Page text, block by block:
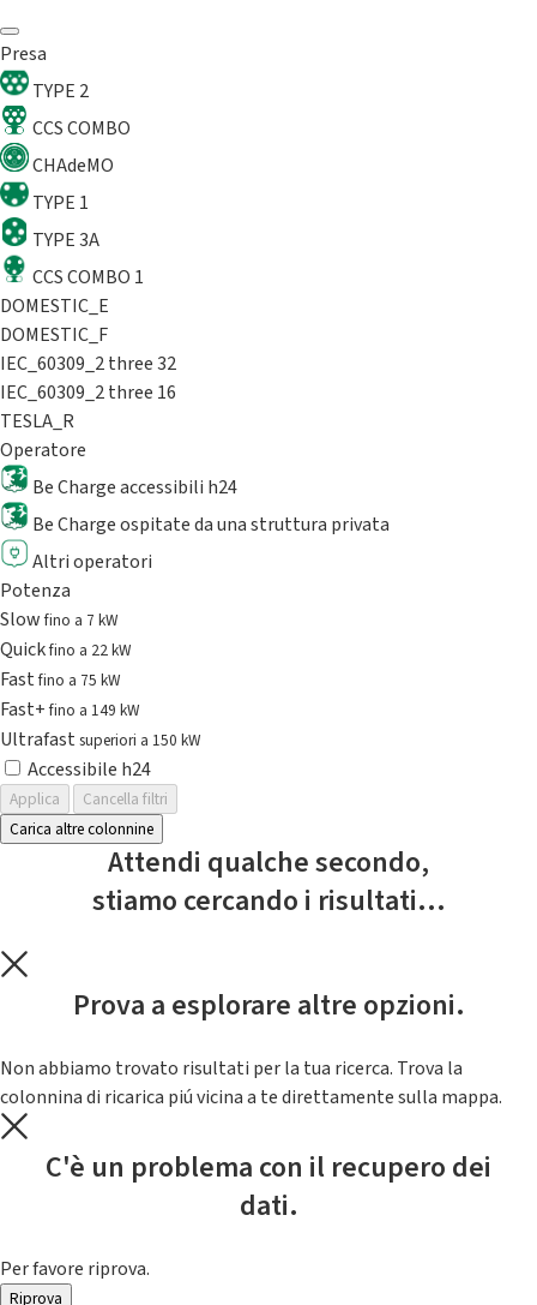
Presa
TYPE 2
CCS COMBO
CHAdeMO
TYPE 1
TYPE 3A
CCS COMBO 1
DOMESTIC_E
DOMESTIC_F
IEC_60309_2 three 32
IEC_60309_2 three 16
TESLA_R
Operatore
Be Charge accessibili h24
Be Charge ospitate da una struttura privata
Altri operatori
Potenza
Slowfino a 7 kW
Quickfino a 22 kW
Fastfino a 75 kW
Fast+fino a 149 kW
Ultrafast superiori a 150 kW
Accessibile h24
Applica
Cancella filtri
Carica altre colonnine
Attendi qualche secondo,
stiamo cercando i risultati...
Prova a esplorare altre opzioni.
Non abbiamo trovato risultati per la tua ricerca. Trova la
colonnina di ricarica piú vicina a te direttamente sulla mappa.
C'è un problema con il recupero dei
dati.
Per favore riprova.
Riprova